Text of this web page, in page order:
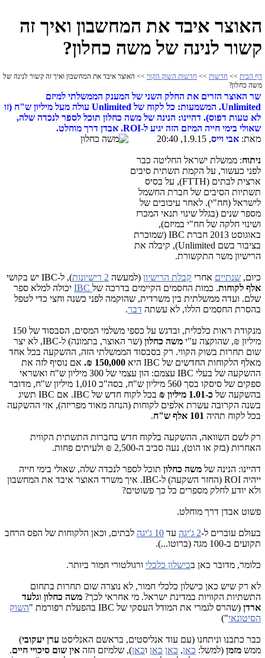
האוצר איבד את המחשבון ואיך זה
קשור לנינה של משה כחלון?
דף הבית >> חדשות >> חדשות השוק הקווי >> האוצר איבד את המחשבון ואיך זה קשור לנינה של
משה כחלון?
שר האוצר הזרים את החלק השני של המענק הממשלתי למיזם
Unlimited. המשמעות: כל לקוח של Unlimited עולה מעל מיליון ש"ח (זו
לא טעות דפוס). דהיינו: הנינה של משה כחלון תוכל לספר לנכדה שלה,
שאולי בימי חייה המיזם הזה יגיע ל-ROI. אבדן דרך מוחלט.
מאת: אבי וייס, 1.9.15, 20:40
ניתוח: ממשלת ישראל החליטה כבר
לפני כעשור, על הקמת תשתית סיבים
ארצית לבתים (FTTH), על בסיס
תשתיות הסיבים של חברת החשמל
לישראל (חח"י). לאחר עיכובים של
מספר שנים (בגלל שינוי תנאי המכרז
ושינוי חלקה של חח"י במיזם),
באוגוסט 2013 חברת
IBC (שמוכרת
בציבור בשם Unlimited), קיבלה את
הרישיון משר התקשורת.
כיום, שנתיים אחרי קבלת הרישיון (למעשה 2 רישיונות ), ל-IBC יש בקושי
אלף לקוחות. כמות החסמים הקיימים בדרכה של IBC יכולה למלא ספר
שלם. ועדה ממשלתית בין משרדית, שהוקמה לפני כשנה וחצי כדי לטפל
בהסרת החסמים הללו, לא עשתה דבר.
מנקודת ראות כלכלית, ובדגש על כספי משלמי המסים, הסבסוד של 150
מיליון ₪, שהוקצה ע"י משה כחלון (שר האוצר, בתמונה) ל-IBC, לא יצר
שום תחרות בשוק הקווי. רק בסבסוד הממשלתי הזה, ההשקעה בכל אחד
מאלף הלקוחות החדשים של IBC היא 150,000
₪. אם נוסיף לזה את
ההשקעה של בעלי IBC
עצמם: הון עצמי של 300 מיליון ש"ח ואשראי
ספקים של סיסקו בסך 560 מיליון ש"ח, בסה"כ 1,010 מיליון ש"ח, מדובר
בהשקעה של כ-1.01 מיליון ₪ בכל לקוח חדש של IBC
. אם IBC תשיג
בשנה הקרובה עשרת אלפים לקוחות (הנחה מאוד מפריזה), אזי ההשקעה
בכל לקוח תהיה 101 אלף ש"ח .
רק לשם השוואה, ההשקעה בלקוח חדש בחברות התשתית הקווית
האחרות (בזק או הוט), נעה סביב ה-2,500 ₪ ולעיתים פחות.
דהיינו: הנינה של משה כחלון תוכל לספר לנכדה שלה, שאולי בימי חייה
ייהיה ROI (החזר השקעה) ל-IBC. איך משרד האוצר איבד את המחשבון
ולא יודע לחלק מספרים כל כך פשוטים?
פשוט אבדן דרך מוחלט.
בעולם עוברים ל-2 ג'יגה עד 10 ג'יגה
לבתים, וכאן הלקוחות של הפס הרחב
תקועים ב-100 מגה (ברוטו...).
כלומר, מדובר כאן בכישלון כלכלי ורגולטורי חמור ביותר.
לא רק שיש כאן כישלון כלכלי חמור, לא נוצרה שום תחרות בתחום
התשתיות הקוויות במדינת ישראל. מי אחראי לכך? משה כחלון וגלעד
ארדן (שהרס לגמרי את המודל העסקי של IBC בהפעלת רפורמת "
השוק
הסיטונאי")
כבר כתבנו וניתחנו (עם עוד אנליסטים, בראשם האנליסט ערן יעקובי)
ממש מזמן (למשל: כאן, כאן כאן וכאן), שלמיזם הזה אין שום סיכויי חיים.